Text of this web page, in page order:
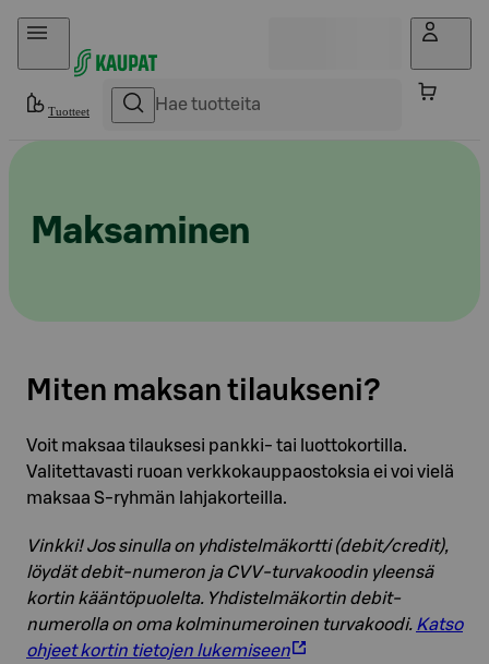
Hyppää sisältöön
Tuotteet
Maksaminen
Miten maksan tilaukseni?
Voit maksaa tilauksesi pankki- tai luottokortilla.
Valitettavasti ruoan verkkokauppaostoksia ei voi vielä
maksaa S-ryhmän lahjakorteilla.
Vinkki! Jos sinulla on yhdistelmäkortti (debit/credit),
löydät debit-numeron ja CVV-turvakoodin yleensä
kortin kääntöpuolelta. Yhdistelmäkortin debit-
numerolla on oma kolminumeroinen turvakoodi. Katso
ohjeet kortin tietojen lukemiseen